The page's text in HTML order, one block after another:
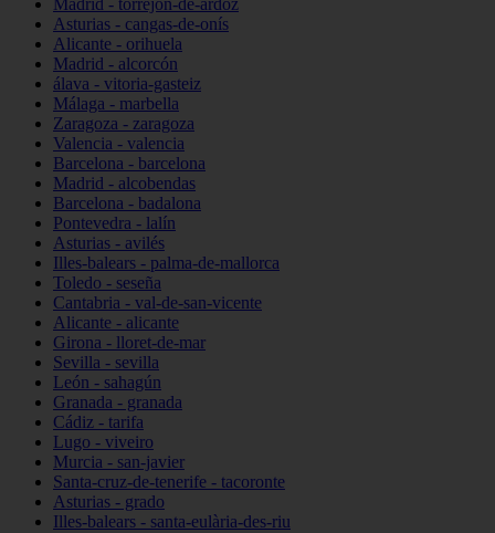
Madrid - torrejón-de-ardoz
Asturias - cangas-de-onís
Alicante - orihuela
Madrid - alcorcón
álava - vitoria-gasteiz
Málaga - marbella
Zaragoza - zaragoza
Valencia - valencia
Barcelona - barcelona
Madrid - alcobendas
Barcelona - badalona
Pontevedra - lalín
Asturias - avilés
Illes-balears - palma-de-mallorca
Toledo - seseña
Cantabria - val-de-san-vicente
Alicante - alicante
Girona - lloret-de-mar
Sevilla - sevilla
León - sahagún
Granada - granada
Cádiz - tarifa
Lugo - viveiro
Murcia - san-javier
Santa-cruz-de-tenerife - tacoronte
Asturias - grado
Illes-balears - santa-eulària-des-riu